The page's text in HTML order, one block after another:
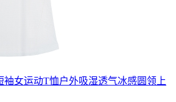
袖女运动T恤户外吸湿透气冰感圆领上